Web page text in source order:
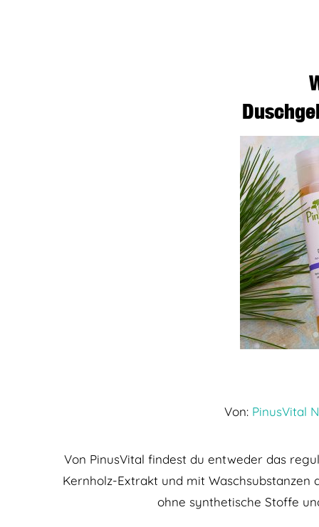
Von: PinusVital
Von PinusVital findest du entweder das
Kernholz-Extrakt und mit Waschsubstanzen
ohne synthetische Stoffe